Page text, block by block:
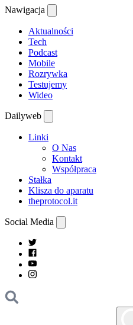
Nawigacja
Aktualności
Tech
Podcast
Mobile
Rozrywka
Testujemy
Wideo
Dailyweb
Linki
O Nas
Kontakt
Współpraca
Stałka
Klisza do aparatu
theprotocol.it
Social Media